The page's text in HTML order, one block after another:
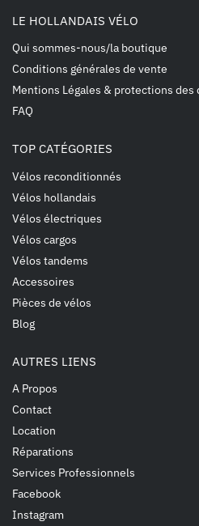
LE HOLLANDAIS VÉLO
Qui sommes-nous/la boutique
Conditions générales de vente
Mentions Légales & protections des
FAQ
TOP CATÉGORIES
Vélos reconditionnés
Vélos hollandais
Vélos électriques
Vélos cargos
Vélos tandems
Accessoires
Pièces de vélos
Blog
AUTRES LIENS
A Propos
Contact
Location
Réparations
Services Professionnels
Facebook
Instagram